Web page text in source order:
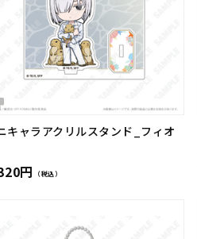
キャラアクリルスタンド_フィオ
円 （税込）